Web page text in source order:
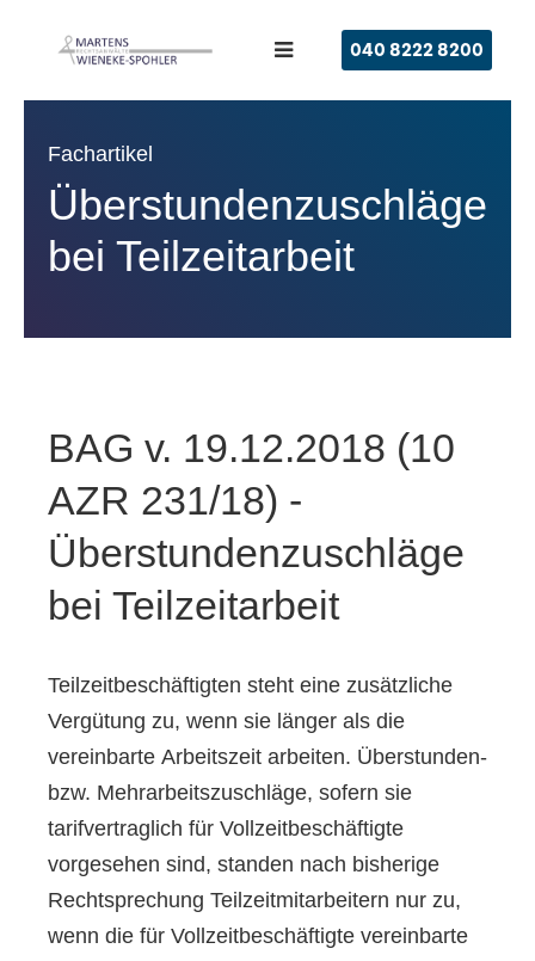
040 8222 8200
Fachartikel
Überstundenzuschläge
bei Teilzeitarbeit
BAG v. 19.12.2018 (10
AZR 231/18) -
Überstundenzuschläge
bei Teilzeitarbeit
Teilzeitbeschäftigten steht eine zusätzliche
Vergütung zu, wenn sie länger als die
vereinbarte Arbeitszeit arbeiten. Überstunden-
bzw. Mehrarbeitszuschläge, sofern sie
tarifvertraglich für Vollzeitbeschäftigte
vorgesehen sind, standen nach bisherige
Rechtsprechung Teilzeitmitarbeitern nur zu,
wenn die für Vollzeitbeschäftigte vereinbarte